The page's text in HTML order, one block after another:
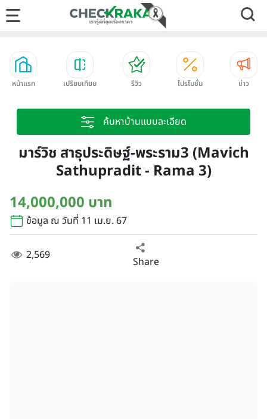
หน้าแรก เปรียบเทียบ รีวิว โปรโมชั่น ข่าว
ค้นหาบ้านแบบละเอียด
มาร์วิช สาธุประดิษฐ์-พระราม3 (Mavich
Sathupradit - Rama 3)
14,000,000 บาท
ข้อมูล ณ วันที่ 11 เม.ย. 67
2,569 Share